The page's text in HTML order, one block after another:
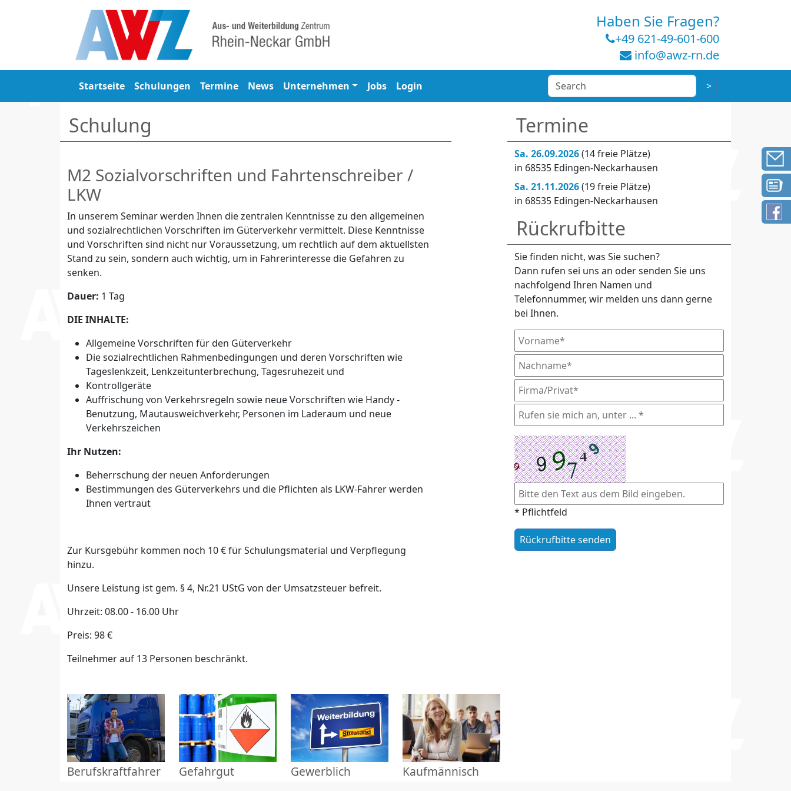
Haben Sie Fragen?
+49 621-49-601-600
info@awz-rn.de
Startseite Schulungen Termine News Unternehmen Jobs Login
Schulung
M2 Sozialvorschriften und Fahrtenschreiber /
LKW
In unserem Seminar werden Ihnen die zentralen Kenntnisse zu den allgemeinen
und sozialrechtlichen Vorschriften im Güterverkehr vermittelt. Diese Kenntnisse
und Vorschriften sind nicht nur Voraussetzung, um rechtlich auf dem aktuellsten
Stand zu sein, sondern auch wichtig, um in Fahrerinteresse die Gefahren zu
senken.
Dauer: 1 Tag
DIE INHALTE:
Allgemeine Vorschriften für den Güterverkehr
Die sozialrechtlichen Rahmenbedingungen und deren Vorschriften wie
Tageslenkzeit, Lenkzeitunterbrechung, Tagesruhezeit und
Kontrollgeräte
Auffrischung von Verkehrsregeln sowie neue Vorschriften wie Handy -
Benutzung, Mautausweichverkehr, Personen im Laderaum und neue
Verkehrszeichen
Ihr Nutzen:
Beherrschung der neuen Anforderungen
Bestimmungen des Güterverkehrs und die Pflichten als LKW-Fahrer werden
Ihnen vertraut
Zur Kursgebühr kommen noch 10 € für Schulungsmaterial und Verpflegung
hinzu.
Unsere Leistung ist gem. § 4, Nr.21 UStG von der Umsatzsteuer befreit.
Uhrzeit: 08.00 - 16.00 Uhr
Preis: 98 €
Teilnehmer auf 13 Personen beschränkt.
Termine
Sa. 26.09.2026(14 freie Plätze)
in 68535 Edingen-Neckarhausen
Sa. 21.11.2026(19 freie Plätze)
in 68535 Edingen-Neckarhausen
Rückrufbitte
Sie finden nicht, was Sie suchen?
Dann rufen sei uns an oder senden Sie uns
nachfolgend Ihren Namen und
Telefonnummer, wir melden uns dann gerne
bei Ihnen.
* Pflichtfeld
Berufskraftfahrer Gefahrgut Gewerblich Kaufmännisch